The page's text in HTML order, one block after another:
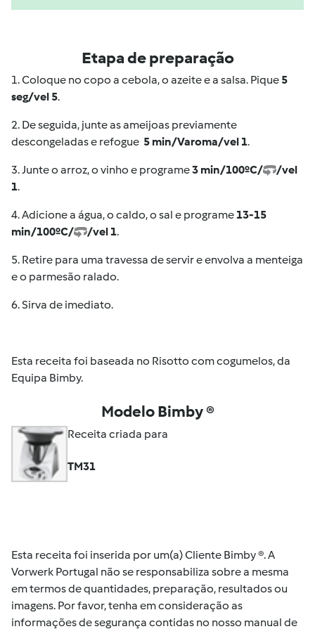
Etapa de preparação
1. Coloque no copo a cebola, o azeite e a salsa. Pique 5
seg/vel 5.
2. De seguida, junte as ameijoas previamente
descongeladas e refogue 5 min/Varoma/vel 1.
3. Junte o arroz, o vinho e programe3 min/100ºC/
/vel
1.
4. Adicione a água, o caldo, o sal e programe 13-15
min/100ºC/
/vel 1.
5. Retire para uma travessa de servir e envolva a menteiga
e o parmesão ralado.
6. Sirva de imediato.
Esta receita foi baseada no Risotto com cogumelos, da
Equipa Bimby.
Modelo Bimby ®
Receita criada para
TM31
Esta receita foi inserida por um(a) Cliente Bimby ®. A
Vorwerk Portugal não se responsabiliza sobre a mesma
em termos de quantidades, preparação, resultados ou
imagens. Por favor, tenha em consideração as
informações de segurança contidas no nosso manual de